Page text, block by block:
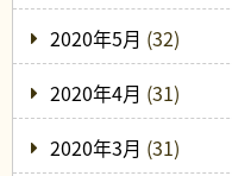
2020年5月 (32)
2020年4月 (31)
2020年3月 (31)